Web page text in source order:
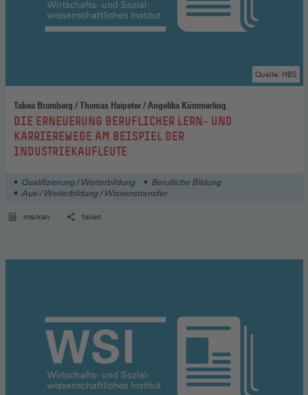
Tabea Bromberg / Thomas Haipeter / Angelika Kümmerling
:DIE ERNEUERUNG BERUFLICHER LERN- UND
KARRIEREWEGE AM BEISPIEL DER
INDUSTRIEKAUFLEUTE
Quelle: HBS
Qualifizierung / Weiterbildung
Berufliche Bildung
Aus-/ Weiterbildung / Wissenstransfer
merken teilen